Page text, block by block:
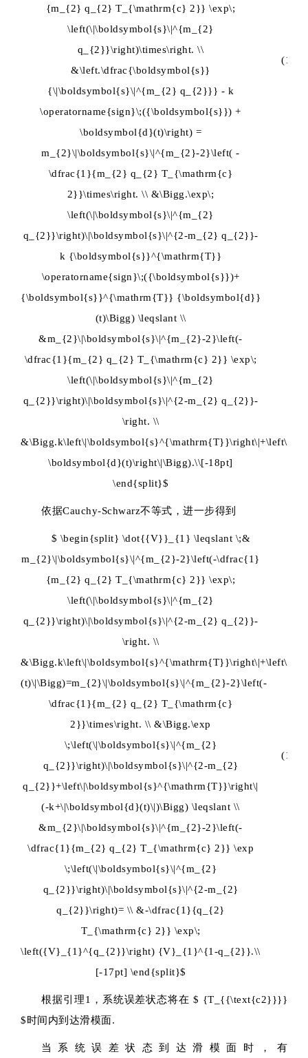
{m_{2} q_{2} T_{\mathrm{c} 2}} \exp\;
\left(\|\boldsymbol{s}\|^{m_{2}
q_{2}}\right)\times\right. \\
&\left.\dfrac{\boldsymbol{s}}
{\|\boldsymbol{s}\|^{m_{2} q_{2}}} - k
\operatorname{sign}\;({\boldsymbol{s}}) +
\boldsymbol{d}(t)\right) =
m_{2}\|\boldsymbol{s}\|^{m_{2}-2}\left( -
\dfrac{1}{m_{2} q_{2} T_{\mathrm{c}
2}}\times\right. \\ &\Bigg.\exp\;
\left(\|\boldsymbol{s}\|^{m_{2}
q_{2}}\right)\|\boldsymbol{s}\|^{2-m_{2} q_{2}}-
k {\boldsymbol{s}}^{\mathrm{T}}
\operatorname{sign}\;({\boldsymbol{s}})+
{\boldsymbol{s}}^{\mathrm{T}} {\boldsymbol{d}}
(t)\Bigg) \leqslant \\
&m_{2}\|\boldsymbol{s}\|^{m_{2}-2}\left(-
\dfrac{1}{m_{2} q_{2} T_{\mathrm{c} 2}} \exp\;
\left(\|\boldsymbol{s}\|^{m_{2}
q_{2}}\right)\|\boldsymbol{s}\|^{2-m_{2} q_{2}}-
\right. \\
\boldsymbol{d}(t)\right\|\Bigg).\\[-18pt]
\end{split}$
(15)
依据Cauchy-Schwarz不等式，进一步得到
$ \begin{split} \dot{{V}}_{1} \leqslant \;&
m_{2}\|\boldsymbol{s}\|^{m_{2}-2}\left(-\dfrac{1}
{m_{2} q_{2} T_{\mathrm{c} 2}} \exp\;
\left(\|\boldsymbol{s}\|^{m_{2}
q_{2}}\right)\|\boldsymbol{s}\|^{2-m_{2} q_{2}}-
\right. \\
(t)\|\Bigg)=m_{2}\|\boldsymbol{s}\|^{m_{2}-2}\left(-
\dfrac{1}{m_{2} q_{2} T_{\mathrm{c}
2}}\times\right. \\ &\Bigg.\exp
\;\left(\|\boldsymbol{s}\|^{m_{2}
q_{2}}\right)\|\boldsymbol{s}\|^{2-m_{2}
q_{2}}+\left\|\boldsymbol{s}^{\mathrm{T}}\right\|
(-k+\|\boldsymbol{d}(t)\|)\Bigg) \leqslant \\
&m_{2}\|\boldsymbol{s}\|^{m_{2}-2}\left(-
\dfrac{1}{m_{2} q_{2} T_{\mathrm{c} 2}} \exp
\;\left(\|\boldsymbol{s}\|^{m_{2}
q_{2}}\right)\|\boldsymbol{s}\|^{2-m_{2}
q_{2}}\right)= \\ &-\dfrac{1}{q_{2}
T_{\mathrm{c} 2}} \exp\;
\left({V}_{1}^{q_{2}}\right) {V}_{1}^{1-q_{2}}.\\
[-17pt] \end{split}$
(16)
根据引理1，系统误差状态将在$ {T_{{\text{c2}}}}
$时间内到达滑模面.
当系统误差状态到达滑模面时，有